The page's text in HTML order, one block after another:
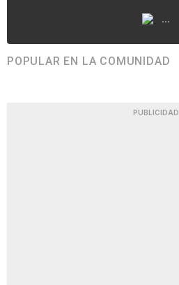
...
POPULAR EN LA COMUNIDAD
PUBLICIDAD